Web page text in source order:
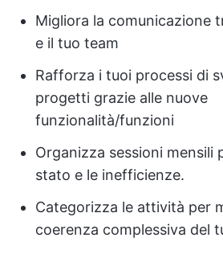
Migliora la comunicazione
e il tuo team
Rafforza i tuoi processi di
progetti grazie alle nuove
funzionalità/funzioni
Organizza sessioni mensili
stato e le inefficienze.
Categorizza le attività per
coerenza complessiva del